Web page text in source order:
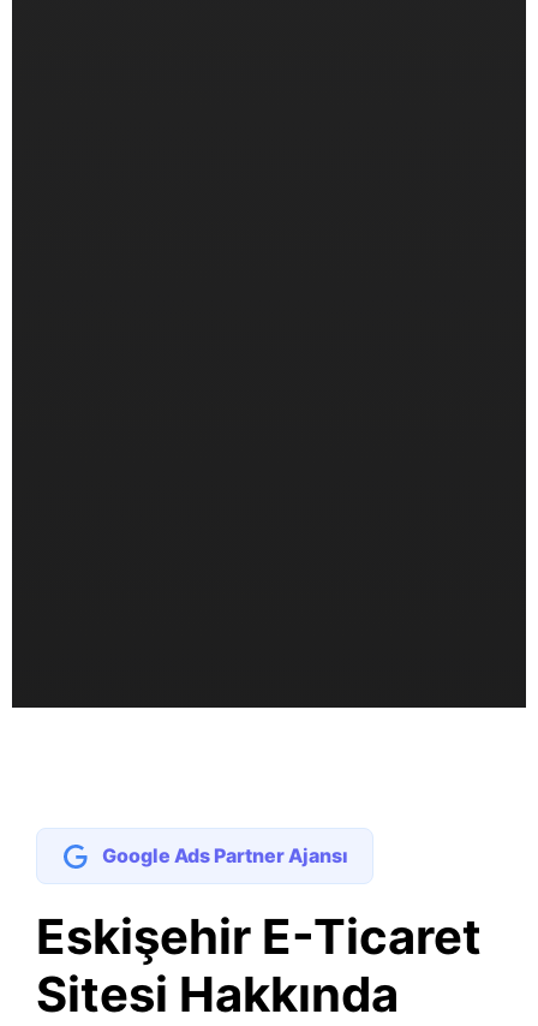
Google Ads Partner Ajansı
Eskişehir E-Ticaret
Sitesi Hakkında